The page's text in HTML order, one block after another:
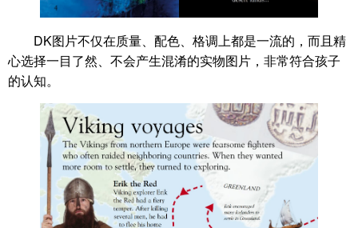
DK图片不仅在质量、配色、格调上都是一流的，而且精
心选择一目了然、不会产生混淆的实物图片，非常符合孩子
的认知。